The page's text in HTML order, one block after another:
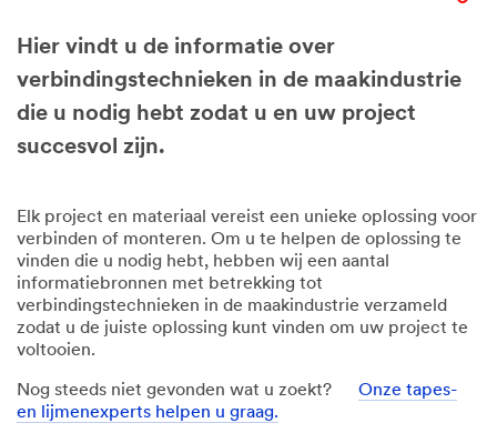
in overeenstemming met
3M.
Alle velden zijn
verplicht, tenzij anders
Zakelijk e-mailadres
Aanhef
Maak uw keuze
Hier vindt u de informatie over
verbindingstechnieken in de maakindustrie
die u nodig hebt zodat u en uw project
succesvol zijn.
Elk project en materiaal vereist een unieke oplossing voor
verbinden of monteren. Om u te helpen de oplossing te
vinden die u nodig hebt, hebben wij een aantal
informatiebronnen met betrekking tot
verbindingstechnieken in de maakindustrie verzameld
zodat u de juiste oplossing kunt vinden om uw project te
voltooien.
Nog steeds niet gevonden wat u zoekt? Onze tapes-
en lijmenexperts helpen u graag.